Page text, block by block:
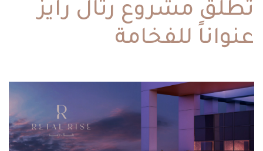
تطلق مشروع رتال رايز
عنواناً للفخامة